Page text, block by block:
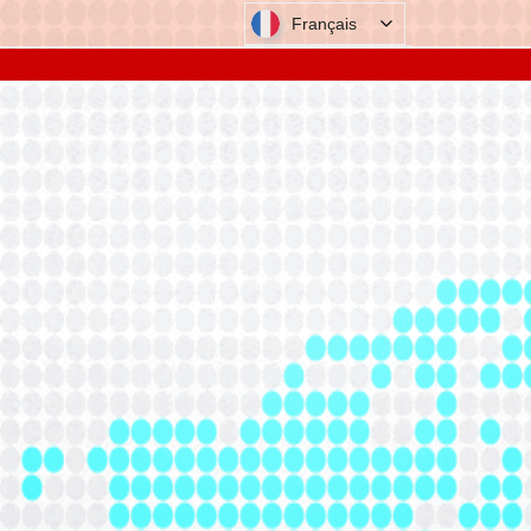
Français